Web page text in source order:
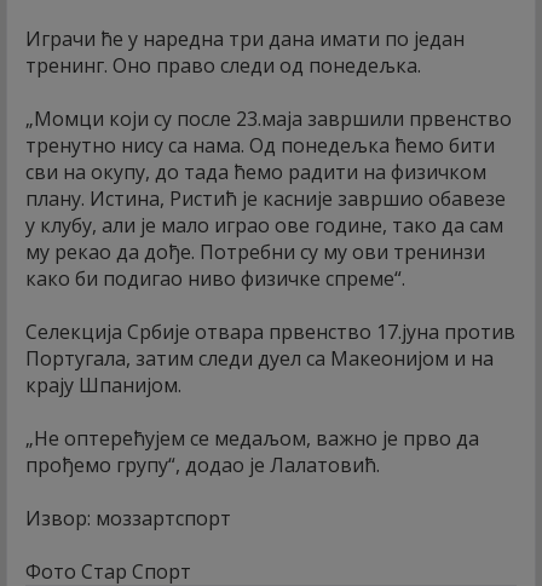
Играчи ће у наредна три дана имати по један
тренинг. Оно право следи од понедељка.
„Момци који су после 23.маја завршили првенство
тренутно нису са нама. Од понедељка ћемо бити
сви на окупу, до тада ћемо радити на физичком
плану. Истина, Ристић је касније завршио обавезе
у клубу, али је мало играо ове године, тако да сам
му рекао да дође. Потребни су му ови тренинзи
како би подигао ниво физичке спреме“.
Селекција Србије отвара првенство 17.јуна против
Португала, затим следи дуел са Макеонијом и на
крају Шпанијом.
„Не оптерећујем се медаљом, важно је прво да
прођемо групу“, додао је Лалатовић.
Извор: моззартспорт
Фото Стар Спорт